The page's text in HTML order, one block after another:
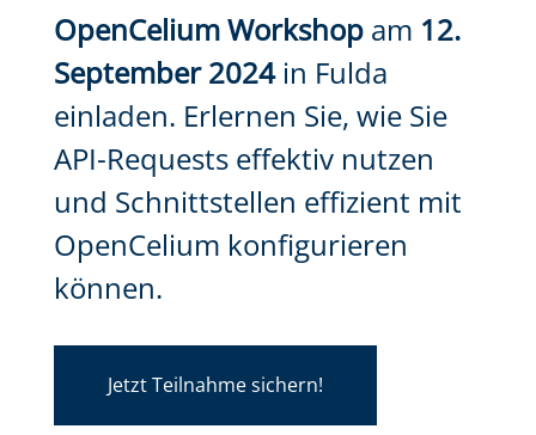
OpenCelium Workshopam 12.
September 2024in Fulda
einladen. Erlernen Sie, wie Sie
API-Requests effektiv nutzen
und Schnittstellen effizient mit
OpenCelium konfigurieren
können.
Jetzt Teilnahme sichern!